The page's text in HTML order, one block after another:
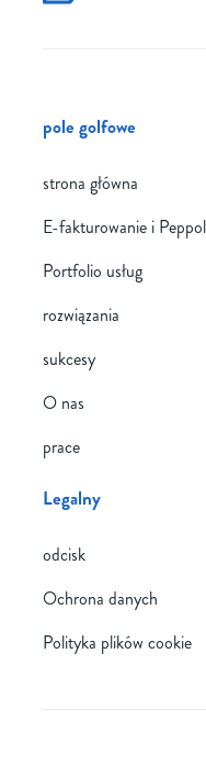
pole golfowe
strona główna
E-fakturowanie i Peppol
Portfolio usług
rozwiązania
sukcesy
O nas
prace
Legalny
odcisk
Ochrona danych
Polityka plików cookie